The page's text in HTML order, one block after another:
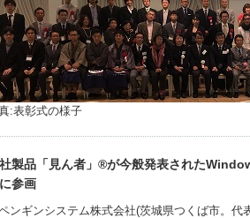
:表彰式の様子
製品「見ん者」®が今般発表された
参画
ンギンシステム株式会社(茨城県つくば市。代